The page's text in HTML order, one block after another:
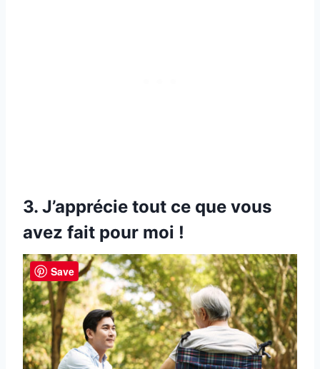
3. J’apprécie tout ce que vous
avez fait pour moi !
Save